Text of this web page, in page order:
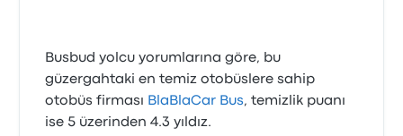
Busbud yolcu yorumlarına göre, bu
güzergahtaki en temiz otobüslere sahip
otobüs firması BlaBlaCar Bus, temizlik puanı
ise 5 üzerinden 4.3 yıldız.